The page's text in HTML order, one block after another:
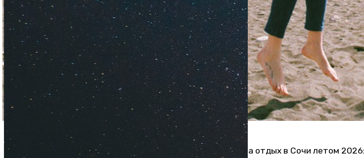
Узнайте, стоит ли ехать на отдых в Сочи летом